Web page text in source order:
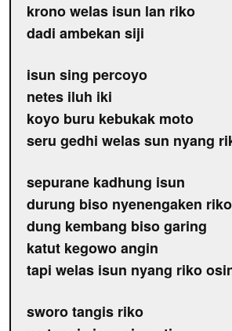
krono welas isun lan riko
dadi ambekan siji
isun sing percoyo
netes iluh iki
koyo buru kebukak moto
seru gedhi welas sun nyang
sepurane kadhung isun
durung biso nyenengaken riko
dung kembang biso garing
katut kegowo angin
tapi welas isun nyang riko
sworo tangis riko